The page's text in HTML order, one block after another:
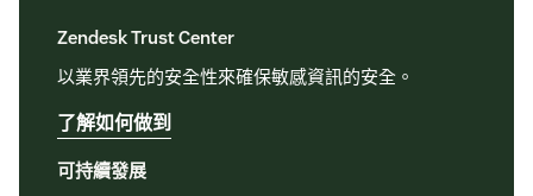
Zendesk Trust Center
以業界領先的安全性來確保敏感資訊的安全。
了解如何做到
可持續發展